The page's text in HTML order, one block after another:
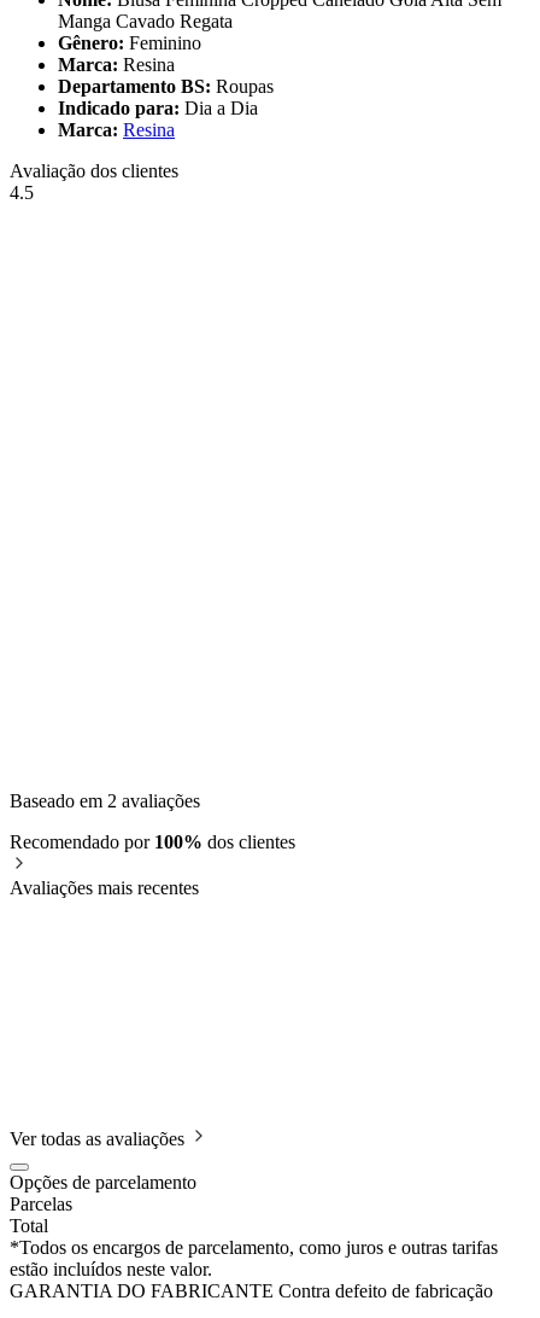
Manga Cavado Regata
Gênero: Feminino
Marca: Resina
Departamento BS: Roupas
Indicado para: Dia a Dia
Marca: Resina
Avaliação dos clientes
4.5
Baseado em 2 avaliações
Recomendado por 100% dos clientes
Avaliações mais recentes
Ver todas as avaliações
Opções de parcelamento
Parcelas
Total
*Todos os encargos de parcelamento, como juros e outras tarifas
estão incluídos neste valor.
GARANTIA DO FABRICANTE Contra defeito de fabricação